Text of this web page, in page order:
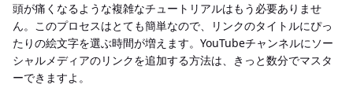
頭が痛くなるような複雑なチュートリアルはもう必要ありませ
ん。このプロセスはとても簡単なので、リンクのタイトルにぴっ
たりの絵文字を選ぶ時間が増えます。YouTubeチャンネルにソー
シャルメディアのリンクを追加する方法は、きっと数分でマスタ
ーできますよ。